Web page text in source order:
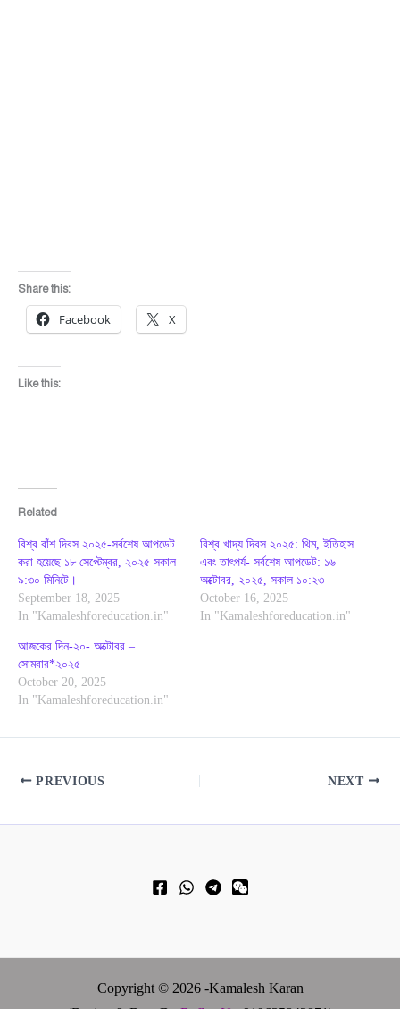
Share this:
Facebook X
Like this:
Related
বিশ্ব বাঁশ দিবস ২০২৫-সর্বশেষ আপডেট
করা হয়েছে ১৮ সেপ্টেম্বর, ২০২৫ সকাল
৯:৩০ মিনিটে।
September 18, 2025
In "Kamaleshforeducation.in"
বিশ্ব খাদ্য দিবস ২০২৫: থিম, ইতিহাস
এবং তাৎপর্য- সর্বশেষ আপডেট: ১৬
অক্টোবর, ২০২৫, সকাল ১০:২৩
October 16, 2025
In "Kamaleshforeducation.in"
আজকের দিন-২০- অক্টোবর –
সোমবার*২০২৫
October 20, 2025
In "Kamaleshforeducation.in"
PREVIOUS NEXT
Copyright © 2026 -Kamalesh Karan